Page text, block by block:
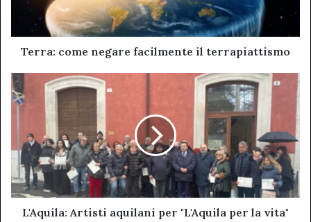
Terra: come negare facilmente il terrapiattismo
L'Aquila:
Artisti
aquilani
"L'Aquila
per
la
vita"
L'Aquila: Artisti aquilani per "L'Aquila per la vita"